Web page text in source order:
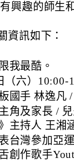
興趣的師生
資訊如下：
我最酷。
（六）10:00-
國手 林逸凡
角及家長 /
主持人 王湘
台灣參加亞
創作歌手